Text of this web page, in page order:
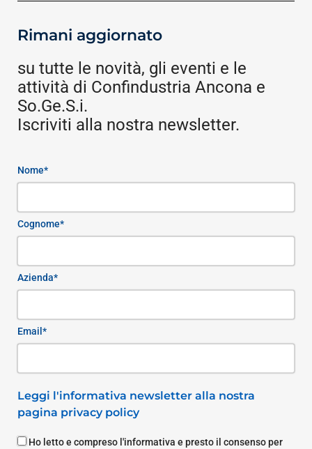
Rimani aggiornato
su tutte le novità, gli eventi e le
attività di Confindustria Ancona e
So.Ge.S.i.
Iscriviti alla nostra newsletter.
Nome*
Cognome*
Azienda*
Email*
Leggi l'informativa newsletter alla nostra
pagina privacy policy
Ho letto e compreso l'informativa e presto il consenso per